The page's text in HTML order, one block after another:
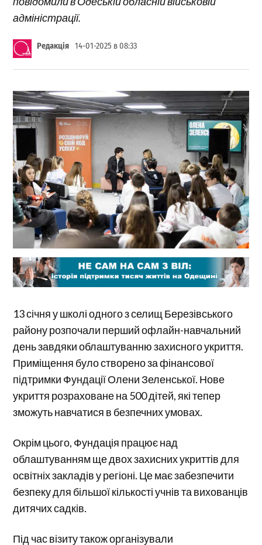
адміністрації.
Редакція 14-01-2025 в 08:33
13 січня у школі одного з селищ Березівського
району розпочали перший офлайн-навчальний
день завдяки облаштуванню захисного укриття.
Приміщення було створено за фінансової
підтримки Фундації Олени Зеленської. Нове
укриття розраховане на 500 дітей, які тепер
зможуть навчатися в безпечних умовах.
Окрім цього, Фундація працює над
облаштуванням ще двох захисних укриттів для
освітніх закладів у регіоні. Це має забезпечити
безпеку для більшої кількості учнів та вихованців
дитячих садків.
Під час візиту також організували